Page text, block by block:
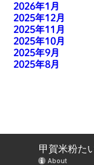
2026年1月
2025年12月
2025年11月
2025年10月
2025年9月
2025年8月